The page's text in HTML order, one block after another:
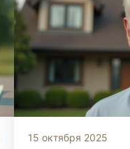
15 октября 2025